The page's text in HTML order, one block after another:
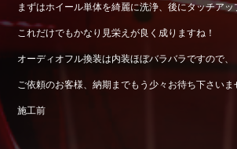
Company
会社概要
まずはホイール単体を綺麗に洗浄、後にタッチアッ
これだけでもかなり見栄えが良く成りますね！
オーディオフル換装は内装ほぼバラバラですので、
ご依頼のお客様、納期までもう少々お待ち下さいま
施工前